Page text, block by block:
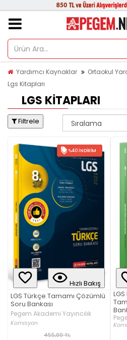
Yardımcı Kaynaklar
Ortaokul
Lgs Kitapları
LGS KITAPLARI
Filtrele
%40 İNDIRIM
Hızlı Bakış
LGS Türkçe Tamamı Çözümlü
Soru Bankası
Pegem Akademi Yayıncılık
Komisyon
455,00 TL